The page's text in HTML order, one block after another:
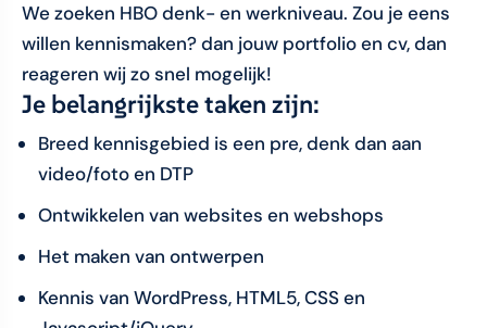
We zoeken HBO denk- en werkniveau. Zou je eens
willen kennismaken? dan jouw portfolio en cv, dan
reageren wij zo snel mogelijk!
Je belangrijkste taken zijn:
Breed kennisgebied is een pre, denk dan aan
video/foto en DTP
Ontwikkelen van websites en webshops
Het maken van ontwerpen
Kennis van WordPress, HTML5, CSS en